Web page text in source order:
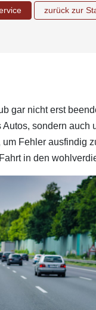
zurück zur
gar nicht erst
sondern
Fehler
in den